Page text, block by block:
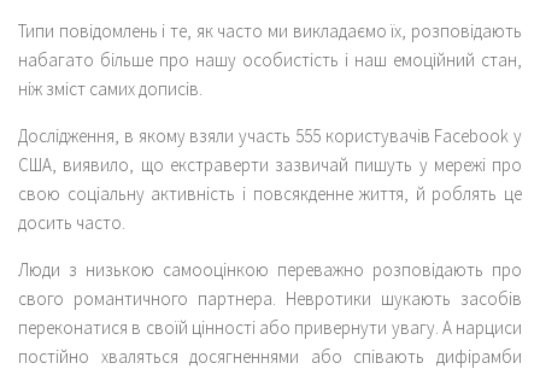
Типи повідомлень і те, як часто ми викладаємо їх, розповідають
набагато більше про нашу особистість і наш емоційний стан,
ніж зміст самих дописів.
Дослідження, в якому взяли участь 555 користувачів Facebook у
США, виявило, що екстраверти зазвичай пишуть у мережі про
свою соціальну активність і повсякденне життя, й роблять це
досить часто.
Люди з низькою самооцінкою переважно розповідають про
свого романтичного партнера. Невротики шукають засобів
переконатися в своїй цінності або привернути увагу. А нарциси
постійно хваляться досягненнями або співають дифірамби